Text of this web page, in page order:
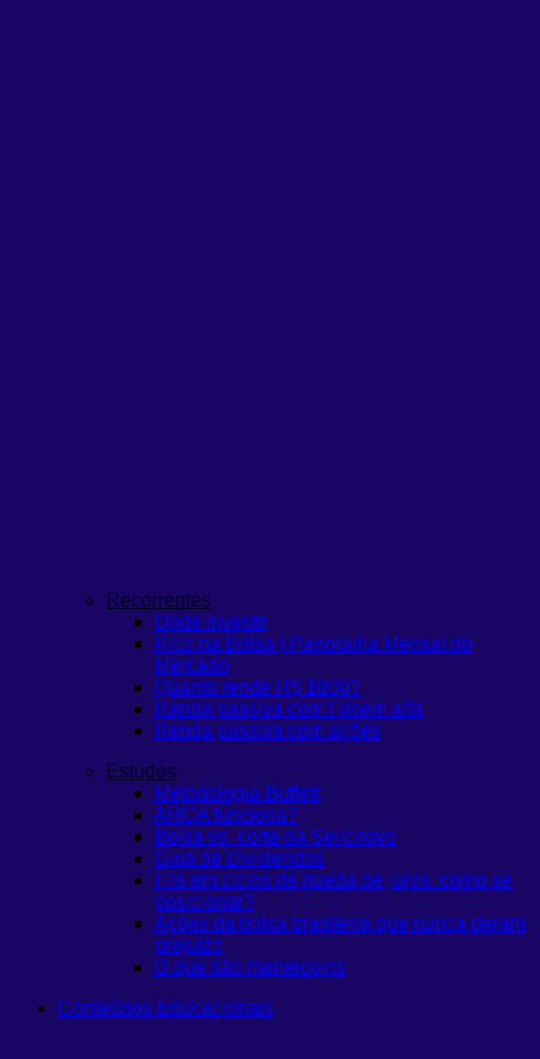
Recorrentes
Onde Investir
Rico na Bolsa | Panorama Mensal do
Mercado
Quanto rende R$ 1000?
Renda passiva com Fiisem alta
Renda passiva com ações
Estudos
Metodologia Buffett
ARCA funciona?
Bolsa vs. corte da Selicnovo
Guia de Dividendos
Fiis em ciclos de queda de juros: como se
posicionar?
Ações da bolsa brasileira que nunca deram
prejuízo
O que são memecoins
Conteúdos Educacionais